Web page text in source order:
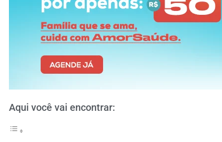
Aqui você vai encontrar: